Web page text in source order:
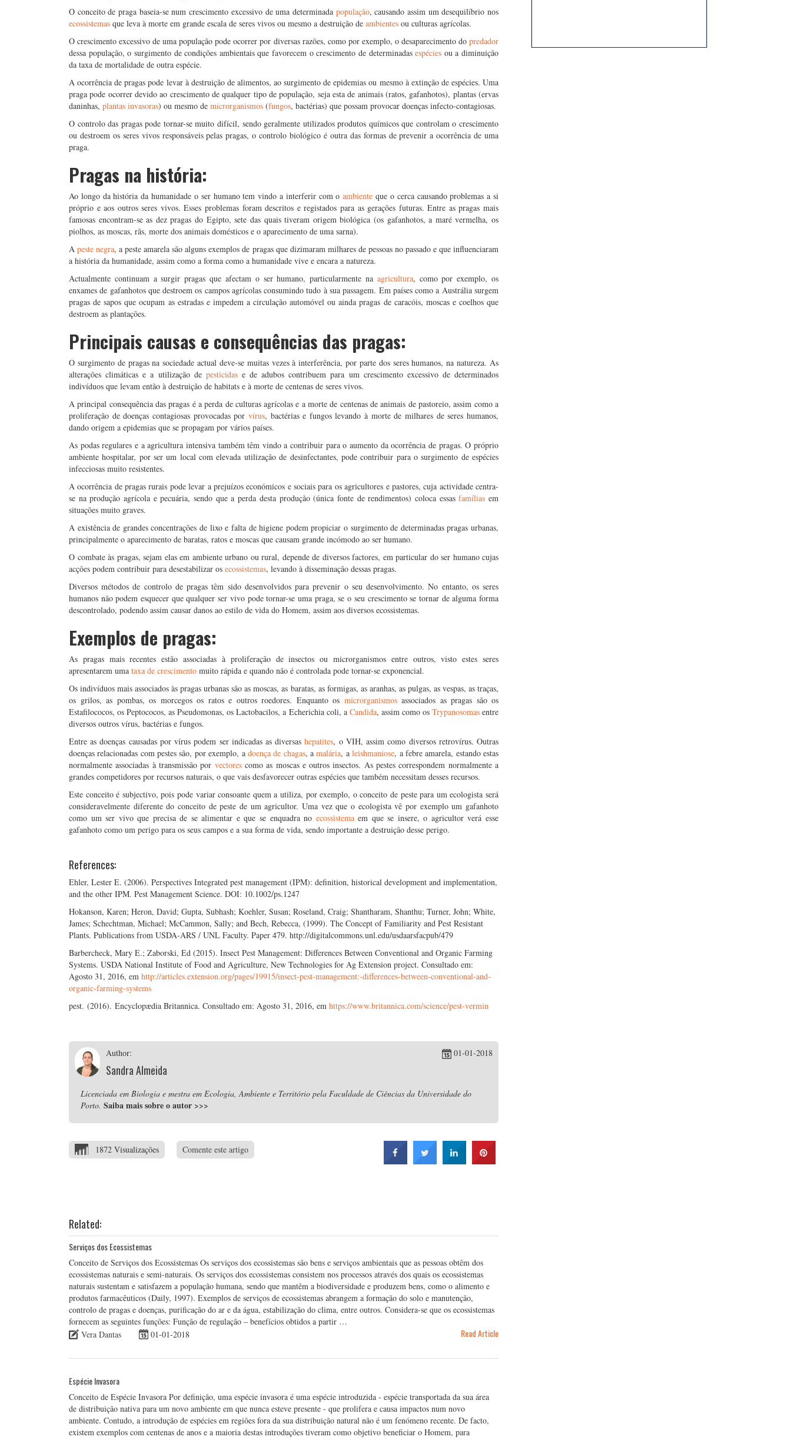
O conceito de praga baseia-se num crescimento excessivo de uma determinada população, causando assim um desequilíbrio nos
ecossistemas que leva à morte em grande escala de seres vivos ou mesmo a destruição de ambientes ou culturas agrícolas.
O crescimento excessivo de uma população pode ocorrer por diversas razões, como por exemplo, o desaparecimento do predador
dessa população, o surgimento de condições ambientais que favorecem o crescimento de determinadasespécies ou a diminuição
da taxa de mortalidade de outra espécie.
A ocorrência de pragas pode levar à destruição de alimentos, ao surgimento de epidemias ou mesmo à extinção de espécies. Uma
praga pode ocorrer devido ao crescimento de qualquer tipo de população, seja esta de animais (ratos, gafanhotos), plantas (ervas
daninhas, plantas invasoras) ou mesmo de microrganismos (fungos, bactérias) que possam provocar doenças infecto-contagiosas.
O controlo das pragas pode tornar-se muito difícil, sendo geralmente utilizados produtos químicos que controlam o crescimento
ou destroem os seres vivos responsáveis pelas pragas, o controlo biológico é outra das formas de prevenir a ocorrência de uma
praga.
Pragas na história:
Ao longo da história da humanidade o ser humano tem vindo a interferir com oambienteque o cerca causando problemas a si
próprio e aos outros seres vivos. Esses problemas foram descritos e registados para as gerações futuras. Entre as pragas mais
famosas encontram-se as dez pragas do Egipto, sete das quais tiveram origem biológica (os gafanhotos, a maré vermelha, os
piolhos, as moscas, rãs, morte dos animais domésticos e o aparecimento de uma sarna).
Apeste negra, a peste amarela são alguns exemplos de pragas que dizimaram milhares de pessoas no passado e que influenciaram
a história da humanidade, assim como a forma como a humanidade vive e encara a natureza.
Actualmente continuam a surgir pragas que afectam o ser humano, particularmente na agricultura, como por exemplo, os
enxames de gafanhotos que destroem os campos agrícolas consumindo tudo à sua passagem. Em países como a Austrália surgem
pragas de sapos que ocupam as estradas e impedem a circulação automóvel ou ainda pragas de caracóis, moscas e coelhos que
destroem as plantações.
Principais causas e consequências das pragas:
O surgimento de pragas na sociedade actual deve-se muitas vezes à interferência, por parte dos seres humanos, na natureza. As
alterações climáticas e a utilização de pesticidase de adubos contribuem para um crescimento excessivo de determinados
indivíduos que levam então à destruição de habitats e à morte de centenas de seres vivos.
A principal consequência das pragas é a perda de culturas agrícolas e a morte de centenas de animais de pastoreio, assim como a
proliferação de doenças contagiosas provocadas por vírus, bactérias e fungos levando à morte de milhares de seres humanos,
dando origem a epidemias que se propagam por vários países.
As podas regulares e a agricultura intensiva também têm vindo a contribuir para o aumento da ocorrência de pragas. O próprio
ambiente hospitalar, por ser um local com elevada utilização de desinfectantes, pode contribuir para o surgimento de espécies
infecciosas muito resistentes.
A ocorrência de pragas rurais pode levar a prejuízos económicos e sociais para os agricultores e pastores, cuja actividade centra-
se na produção agrícola e pecuária, sendo que a perda desta produção (única fonte de rendimentos) coloca essasfamíliasem
situações muito graves.
A existência de grandes concentrações de lixo e falta de higiene podem propiciar o surgimento de determinadas pragas urbanas,
principalmente o aparecimento de baratas, ratos e moscas que causam grande incómodo ao ser humano.
O combate às pragas, sejam elas em ambiente urbano ou rural, depende de diversos factores, em particular do ser humano cujas
acções podem contribuir para desestabilizar os ecossistemas, levando à disseminação dessas pragas.
Diversos métodos de controlo de pragas têm sido desenvolvidos para prevenir o seu desenvolvimento. No entanto, os seres
humanos não podem esquecer que qualquer ser vivo pode tornar-se uma praga, se o seu crescimento se tornar de alguma forma
descontrolado, podendo assim causar danos ao estilo de vida do Homem, assim aos diversos ecossistemas.
Exemplos de pragas:
As pragas mais recentes estão associadas à proliferação de insectos ou microrganismos entre outros, visto estes seres
apresentarem uma taxa de crescimento muito rápida e quando não é controlada pode tornar-se exponencial.
Os indivíduos mais associados às pragas urbanas são as moscas, as baratas, as formigas, as aranhas, as pulgas, as vespas, as traças,
os grilos, as pombas, os morcegos os ratos e outros roedores. Enquanto os microrganismos associados as pragas são os
Estafilococos, os Peptococos, as Pseudomonas, os Lactobacilos, a Echerichia coli, a Candida, assim como os Trypanosomas entre
diversos outros vírus, bactérias e fungos.
Entre as doenças causadas por vírus podem ser indicadas as diversashepatites, o VIH, assim como diversos retrovírus. Outras
doenças relacionadas com pestes são, por exemplo, a doença de chagas, amalária, aleishmaniose, a febre amarela, estando estas
normalmente associadas à transmissão por vectores como as moscas e outros insectos. As pestes correspondem normalmente a
grandes competidores por recursos naturais, o que vais desfavorecer outras espécies que também necessitam desses recursos.
Este conceito é subjectivo, pois pode variar consoante quem a utiliza, por exemplo, o conceito de peste para um ecologista será
consideravelmente diferente do conceito de peste de um agricultor. Uma vez que o ecologista vê por exemplo um gafanhoto
como um ser vivo que precisa de se alimentar e que se enquadra no ecossistemaem que se insere, o agricultor verá esse
gafanhoto como um perigo para os seus campos e a sua forma de vida, sendo importante a destruição desse perigo.
References:
Ehler, Lester E. (2006). Perspectives Integrated pest management (IPM): definition, historical development and implementation,
and the other IPM. Pest Management Science. DOI: 10.1002/ps.1247
Hokanson, Karen; Heron, David; Gupta, Subhash; Koehler, Susan; Roseland, Craig; Shantharam, Shanthu; Turner, John; White,
James; Schechtman, Michael; McCammon, Sally; and Bech, Rebecca, (1999). The Concept of Familiarity and Pest Resistant
Plants. Publications from USDA-ARS / UNL Faculty. Paper 479. http://digitalcommons.unl.edu/usdaarsfacpub/479
Barbercheck, Mary E.; Zaborski, Ed (2015). Insect Pest Management: Differences Between Conventional and Organic Farming
Systems. USDA National Institute of Food and Agriculture, New Technologies for Ag Extension project. Consultado em:
Agosto 31, 2016, em http://articles.extension.org/pages/19915/insect-pest-management:-differences-between-conventional-and-
organic-farming-systems
pest. (2016). Encyclopædia Britannica. Consultado em: Agosto 31, 2016, em https://www.britannica.com/science/pest-vermin
Author:
Sandra Almeida
01-01-2018
Licenciada em Biologia e mestra em Ecologia, Ambiente e Território pela Faculdade de Ciências da Universidade do
Porto. Saiba mais sobre o autor >>>
1872 Visualizações Comente este artigo
Related:
Serviços dos Ecossistemas
Conceito de Serviços dos Ecossistemas Os serviços dos ecossistemas são bens e serviços ambientais que as pessoas obtêm dos
ecossistemas naturais e semi-naturais. Os serviços dos ecossistemas consistem nos processos através dos quais os ecossistemas
naturais sustentam e satisfazem a população humana, sendo que mantêm a biodiversidade e produzem bens, como o alimento e
produtos farmacêuticos (Daily, 1997). Exemplos de serviços de ecossistemas abrangem a formação do solo e manutenção,
controlo de pragas e doenças, purificação do ar e da água, estabilização do clima, entre outros. Considera-se que os ecossistemas
fornecem as seguintes funções: Função de regulação – benefícios obtidos a partir …
Vera Dantas
01-01-2018 Read Article
Espécie Invasora
Conceito de Espécie Invasora Por definição, uma espécie invasora é uma espécie introduzida - espécie transportada da sua área
de distribuição nativa para um novo ambiente em que nunca esteve presente - que prolifera e causa impactos num novo
ambiente. Contudo, a introdução de espécies em regiões fora da sua distribuição natural não é um fenómeno recente. De facto,
existem exemplos com centenas de anos e a maioria destas introduções tiveram como objetivo beneficiar o Homem, para